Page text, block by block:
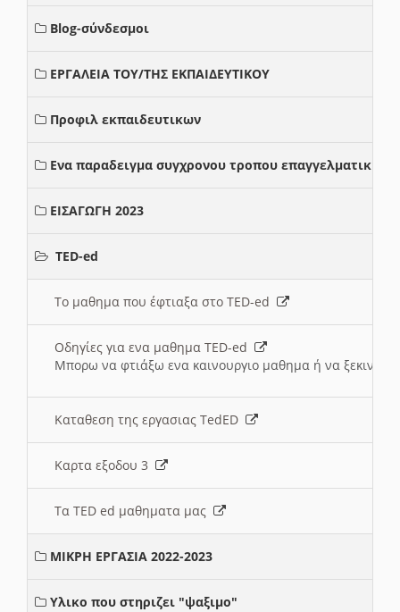
Blog-σύνδεσμοι
ΕΡΓΑΛΕΙΑ ΤΟΥ/ΤΗΣ ΕΚΠΑΙΔΕΥΤΙΚΟΥ
Προφιλ εκπαιδευτικων
Ενα παραδειγμα συγχρονου τροπου επαγγελματικης
ΕΙΣΑΓΩΓΗ 2023
TED-ed
Το μαθημα που έφτιαξα στο TED-ed
Οδηγίες για ενα μαθημα TED-ed
Μπορω να φτιάξω ενα καινουργιο μαθημα ή να
Καταθεση της εργασιας TedED
Καρτα εξοδου 3
Τα TED ed μαθηματα μας
ΜΙΚΡΗ ΕΡΓΑΣΙΑ 2022-2023
Υλικο που στηριζει "ψαξιμο"